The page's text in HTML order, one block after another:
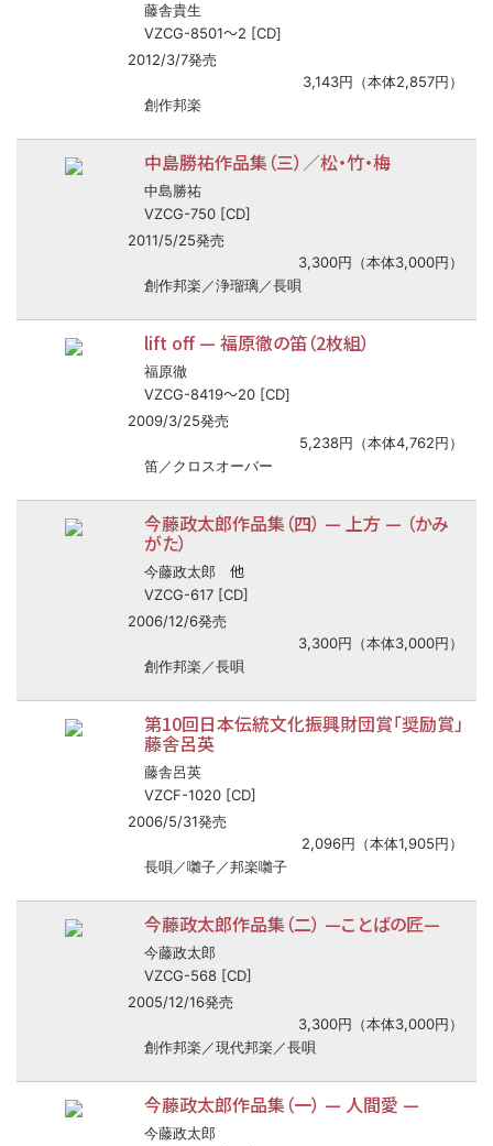
藤舎貴生
VZCG-8501〜2 [CD]
2012/3/7発売
3,143円（本体2,857円）
創作邦楽
中島勝祐作品集（三）／松・竹・梅
中島勝祐
VZCG-750 [CD]
2011/5/25発売
3,300円（本体3,000円）
創作邦楽／浄瑠璃／長唄
lift off— 福原徹の笛（2枚組）
福原徹
VZCG-8419〜20 [CD]
2009/3/25発売
5,238円（本体4,762円）
笛／クロスオーバー
今藤政太郎作品集（四） — 上方 — （かみ
がた）
今藤政太郎 他
VZCG-617 [CD]
2006/12/6発売
3,300円（本体3,000円）
創作邦楽／長唄
第10回日本伝統文化振興財団賞「奨励賞」
藤舎呂英
藤舎呂英
VZCF-1020 [CD]
2006/5/31発売
2,096円（本体1,905円）
長唄／囃子／邦楽囃子
今藤政太郎作品集（二） —ことばの匠—
今藤政太郎
VZCG-568 [CD]
2005/12/16発売
3,300円（本体3,000円）
創作邦楽／現代邦楽／長唄
今藤政太郎作品集（一） — 人間愛 —
今藤政太郎